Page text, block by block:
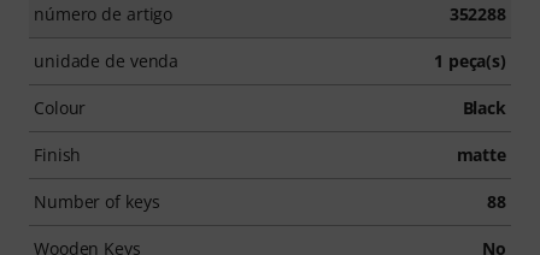
número de artigo 352288
unidade de venda 1 peça(s)
Colour Black
Finish matte
Number of keys 88
Wooden Keys No